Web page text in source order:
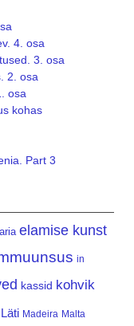
4. osa
3. osa
2. osa
osa
kohas
Part 3
elamise kunst
in
kassid kohvik
Läti Madeira Malta